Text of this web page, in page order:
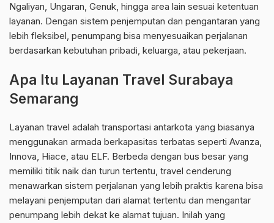
Ngaliyan, Ungaran, Genuk, hingga area lain sesuai ketentuan
layanan. Dengan sistem penjemputan dan pengantaran yang
lebih fleksibel, penumpang bisa menyesuaikan perjalanan
berdasarkan kebutuhan pribadi, keluarga, atau pekerjaan.
Apa Itu Layanan Travel Surabaya
Semarang
Layanan travel adalah transportasi antarkota yang biasanya
menggunakan armada berkapasitas terbatas seperti Avanza,
Innova, Hiace, atau ELF. Berbeda dengan bus besar yang
memiliki titik naik dan turun tertentu, travel cenderung
menawarkan sistem perjalanan yang lebih praktis karena bisa
melayani penjemputan dari alamat tertentu dan mengantar
penumpang lebih dekat ke alamat tujuan. Inilah yang